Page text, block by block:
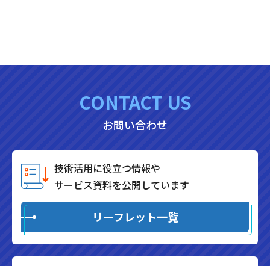
CONTACT US
お問い合わせ
技術活用に役立つ情報や
サービス資料を公開しています
リーフレット一覧